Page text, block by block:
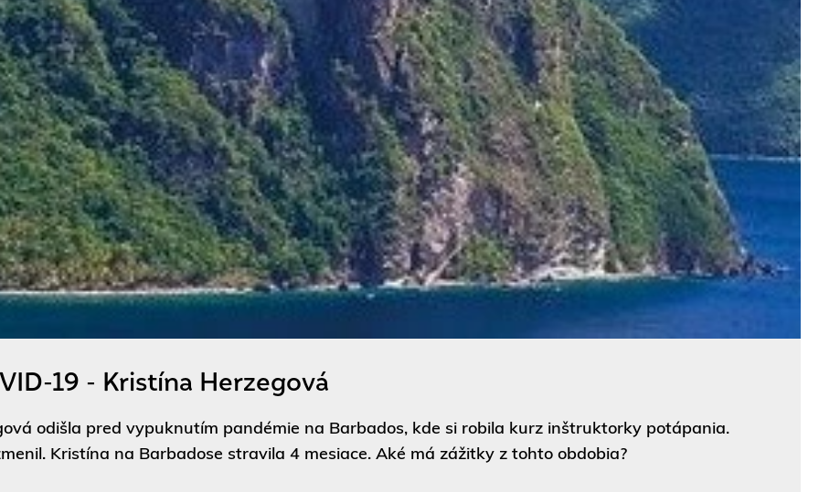
19 - Kristína Herzegová
odišla pred vypuknutím pandémie na Barbados, kde si robila kurz inštruktorky potápania.
Kristína na Barbadose stravila 4 mesiace. Aké má zážitky z tohto obdobia?